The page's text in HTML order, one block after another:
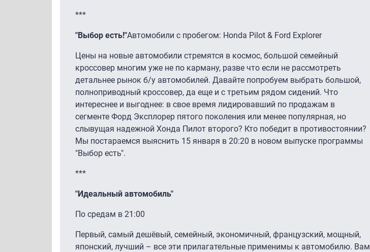
***
"Выбор есть!"Автомобили с пробегом: Honda Pilot & Ford Explorer
Цены на новые автомобили стремятся в космос, большой семейный
кроссовер многим уже не по карману, разве что если не рассмотреть
детальнее рынок б/у автомобилей. Давайте попробуем выбрать большой,
полноприводный кроссовер, да еще и с третьим рядом сидений. Что
интереснее и выгоднее: в свое время лидировавший по продажам в
сегменте Форд Эксплорер пятого поколения или менее популярная, но
слывущая надежной Хонда Пилот второго? Кто победит в противостоянии?
Мы постараемся выяснить 15 января в 20:20 в новом выпуске программы
"Выбор есть".
***
"Идеальный автомобиль"
По средам в 21:00
Первый, самый дешёвый, семейный, экономичный, французский, мощный,
японский, лучший – все эти прилагательные применимы к автомобилю. Вам